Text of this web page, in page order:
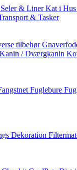
& Liner Kat i
& Tasker
tilbehør
Kanin / Dværgkanin
Fuglebure
Dekoration